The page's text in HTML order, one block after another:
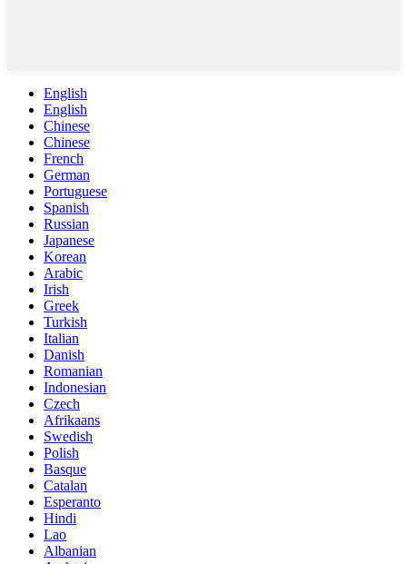
English
English
Chinese
Chinese
French
German
Portuguese
Spanish
Russian
Japanese
Korean
Arabic
Irish
Greek
Turkish
Italian
Danish
Romanian
Indonesian
Czech
Afrikaans
Swedish
Polish
Basque
Catalan
Esperanto
Hindi
Lao
Albanian